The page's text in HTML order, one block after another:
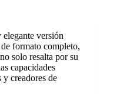
elegante versión
formato completo,
solo resalta por su
capacidades
y creadores de